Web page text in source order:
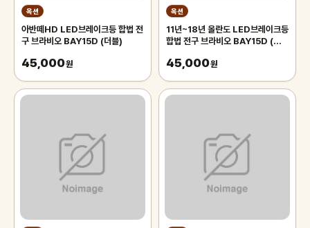
옥션
아반떼HD LED브레이크등 합법 전
구 브라비오 BAY15D (더블)
45,000원
옥션
11년~18년 올란도 LED브레이크등
합법 전구 브라비오 BAY15D (더
45,000원